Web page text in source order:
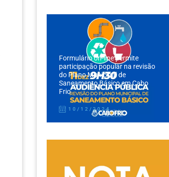
Formulário on-line permite
participação popular na revisão
do Plano Municipal de
Saneamento Básico em Cabo
Frio
10/12/2024